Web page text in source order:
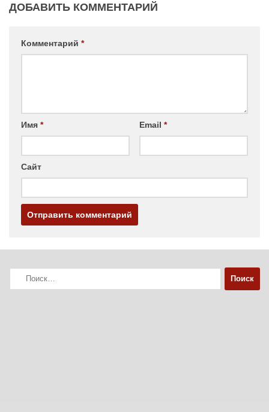
ДОБАВИТЬ КОММЕНТАРИЙ
Комментарий *
Имя * Email *
Сайт
Найти: